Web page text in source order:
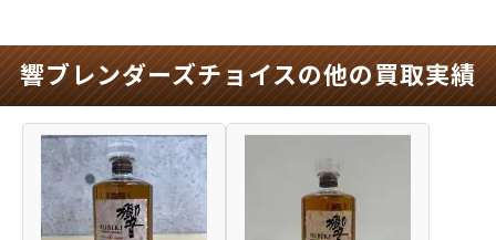
響ブレンダーズチョイスの他の買取実績